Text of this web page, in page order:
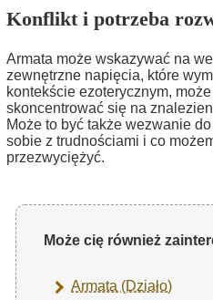
Konflikt i potrzeba
Armata może wskazywać na
zewnętrzne napięcia, które
kontekście ezoterycznym,
skoncentrować się na
Może to być także wezwanie
sobie z trudnościami i co
przezwyciężyć.
Może cię również
Armata (Działo)